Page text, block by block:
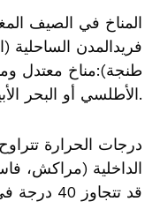
فريدالمدن الساحلية
طنجة):مناخ معتدل
الأطلسي أو البحر الأبيض المتوسط.
الداخلية (مراكش،
قد تتجاوز